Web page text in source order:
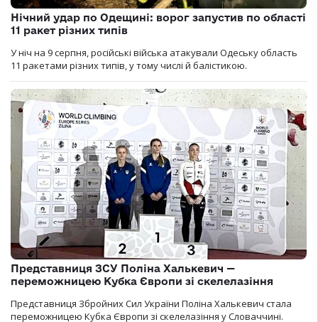
Нічний удар по Одещині: ворог запустив по області
11 ракет різних типів
У ніч на 9 серпня, російські війська атакували Одеську область
11 ракетами різних типів, у тому числі й балістикою.
Представниця ЗСУ Поліна Халькевич —
переможницею Кубка Європи зі скелелазіння
Представниця Збройних Сил України Поліна Халькевич стала
переможницею Кубка Європи зі скелелазіння у Словаччині.